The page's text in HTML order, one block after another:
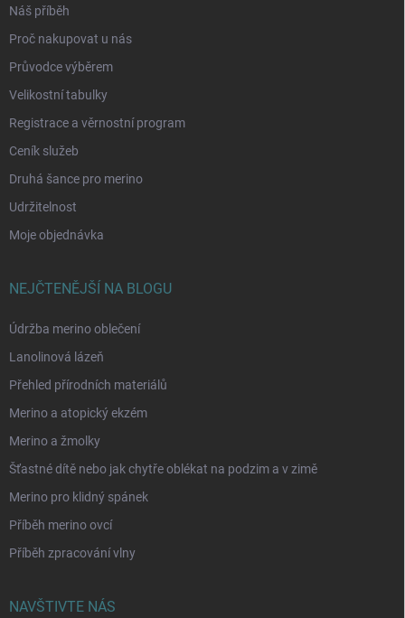
Náš příběh
Proč nakupovat u nás
Průvodce výběrem
Velikostní tabulky
Registrace a věrnostní program
Ceník služeb
Druhá šance pro merino
Udržitelnost
Moje objednávka
NEJČTENĚJŠÍ NA BLOGU
Údržba merino oblečení
Lanolinová lázeň
Přehled přírodních materiálů
Merino a atopický ekzém
Merino a žmolky
Šťastné dítě nebo jak chytře oblékat na podzim a v zimě
Merino pro klidný spánek
Příběh merino ovcí
Příběh zpracování vlny
NAVŠTIVTE NÁS